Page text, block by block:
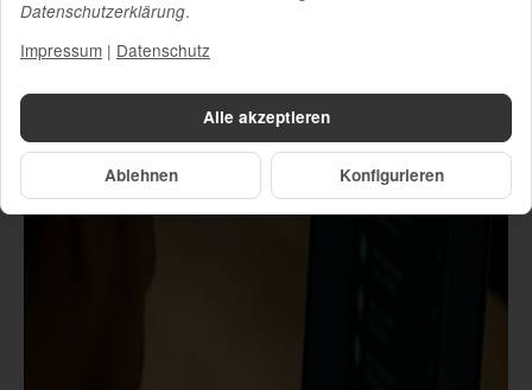
Wenn du vom iPhone 13 oder 14 umsteigst, wirst du vor allem
die verbesserte Kamera und die USB-C-Kompatibilität
schätzen. Von noch älteren Modellen kommend, ist der
Alle akzeptieren
Ablehnen Konfigurieren
Datenschutzerklärung.
Impressum | Datenschutz